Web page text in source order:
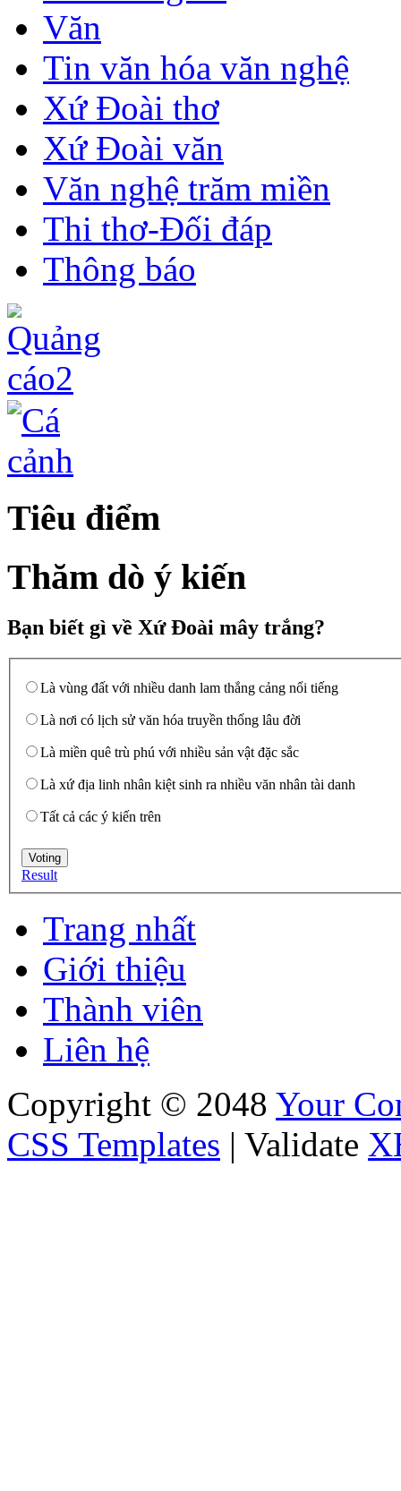
Văn
Tin văn hóa văn nghệ
Xứ Đoài thơ
Xứ Đoài văn
Văn nghệ trăm miền
Thi thơ-Đối đáp
Thông báo
Tiêu điểm
Thăm dò ý kiến
Bạn biết gì về Xứ Đoài mây trắng?
Là vùng đất với nhiều danh lam thắng cảng nổi tiếng
Là nơi có lịch sử văn hóa truyền thống lâu đời
Là miền quê trù phú với nhiều sản vật đặc sắc
Là xứ địa linh nhân kiệt sinh ra nhiều văn nhân tài danh
Tất cả các ý kiến trên
Result
Trang nhất
Giới thiệu
Thành viên
Liên hệ
Copyright © 2048 Your
CSS Templates | Validate